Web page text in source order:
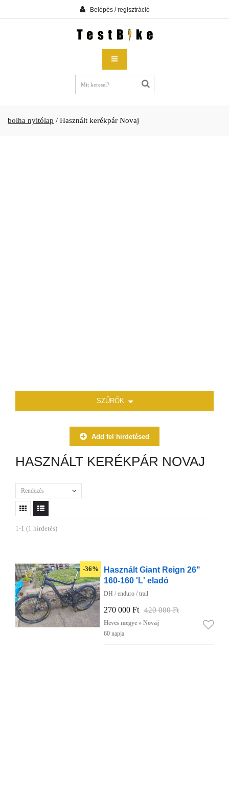
Belépés / regisztráció
bolha nyitólap / Használt kerékpár Novaj
SZŰRŐK
Add fel hirdetésed
HASZNÁLT KERÉKPÁR NOVAJ
Rendezés
1-1 (1 hirdetés)
-36%
Használt Giant Reign 26"
160-160 'L' eladó
DH / enduro / trail
270 000 Ft 420 000 Ft
Heves megye » Novaj
60 napja